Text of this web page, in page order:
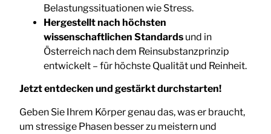
Belastungssituationen wie Stress.
Hergestellt nach höchsten
wissenschaftlichen Standards und in
Österreich nach dem Reinsubstanzprinzip
entwickelt – für höchste Qualität und Reinheit.
Jetzt entdecken und gestärkt durchstarten!
Geben Sie Ihrem Körper genau das, was er braucht,
um stressige Phasen besser zu meistern und